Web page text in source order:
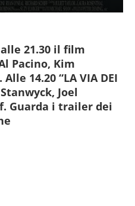
21.30 il film
Pacino, Kim
14.20 “LA VIA DEI
Joel
Guarda i trailer dei